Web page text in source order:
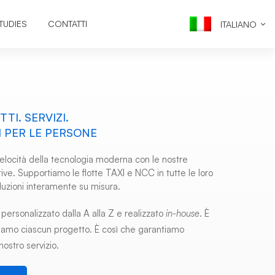
CONTATTI ITALIANO
SERVIZI.
LE PERSONE
della tecnologia moderna con le nostre
Supportiamo le flotte TAXI e NCC in tutte le loro
interamente su misura.
dalla A alla Z e realizzato in-house. È
ciascun progetto. È così che garantiamo
servizio.